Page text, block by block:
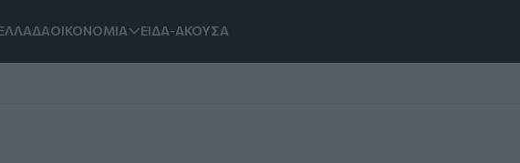
ΟΙΚΟΝΟΜΙΑ ΕΙΔΑ-ΑΚΟΥΣΑ